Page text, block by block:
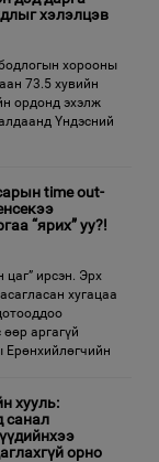
хэлэлцэв
хорооны
73.5 хувийн
ордонд эхэлж
Үндэсний
time out-
“ярих” уу?!
цаг” ирсэн. Эрх
хугацаа
аргагүй
хууль:
санал
орно